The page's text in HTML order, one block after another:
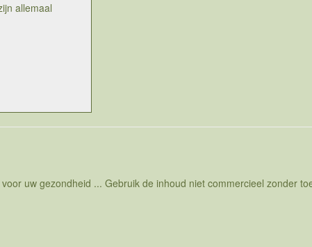
allemaal
uw gezondheid ... Gebruik de inhoud niet commercieel zonder